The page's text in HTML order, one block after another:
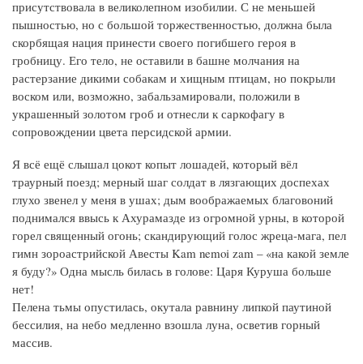
присутствовала в великолепном изобилии. С не меньшей
пышностью, но с большой торжественностью, должна была
скорбящая нация принести своего погибшего героя в
гробницу. Его тело, не оставили в башне молчания на
растерзание дикими собакам и хищным птицам, но покрыли
воском или, возможно, забальзамировали, положили в
украшенный золотом гроб и отнесли к саркофагу в
сопровождении цвета персидской армии.
Я всё ещё слышал цокот копыт лошадей, который вёл
траурный поезд; мерный шаг солдат в лязгающих доспехах
глухо звенел у меня в ушах; дым воображаемых благовоний
поднимался ввысь к Ахурамазде из огромной урны, в которой
горел священный огонь; скандирующий голос жреца-мага, пел
гимн зороастрийской Авесты Kam nemoi zam – «на какой земле
я буду?» Одна мысль билась в голове: Царя Куруша больше
нет!
Пелена тьмы опустилась, окутала равнину липкой паутиной
бессилия, на небо медленно взошла луна, осветив горный
массив.